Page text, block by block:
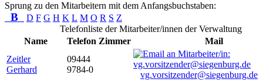
Sprung zu den Mitarbeitern mit dem Anfangsbuchstaben:
B D F G H K L M O R S Z
Telefonliste der Mitarbeiter/innen der Verwaltung
Name
Telefon Zimmer
Mail
Zeitler
Gerhard
09444
9784-0
vg.vorsitzender@siegenburg.de